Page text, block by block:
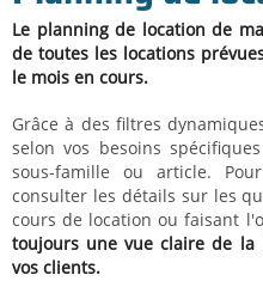
Le planning de location de
de toutes les locations
le mois en cours.
Grâce à des filtres
selon vos besoins
sous-famille ou article.
consulter les détails sur les
cours de location ou faisant
toujours une vue claire de la
vos clients.